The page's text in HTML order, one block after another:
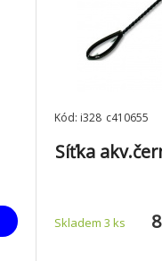
Kód: i328_c410655
Síťka
Skladem 3ks